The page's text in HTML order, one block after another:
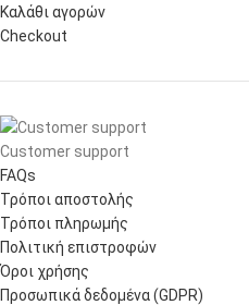
Καλάθι αγορών
Checkout
Customer support
FAQs
Τρόποι αποστολής
Τρόποι πληρωμής
Πολιτική επιστροφών
Όροι χρήσης
Προσωπικά δεδομένα (GDPR)